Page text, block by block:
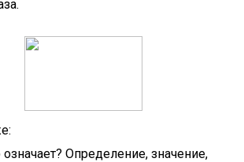
Определение, значение,